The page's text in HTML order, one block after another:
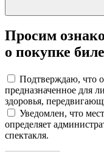
Просим
о покупке
Подтверждаю, что
предназначенное для
здоровья,
Уведомлен, что
определяет
спектакля.